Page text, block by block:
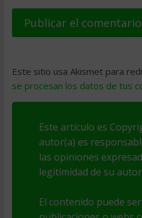
Este sitio usa Akismet para
se procesan los datos de tus
Este artículo es
autor(a) es
las opiniones
legitimidad de su
El contenido puede